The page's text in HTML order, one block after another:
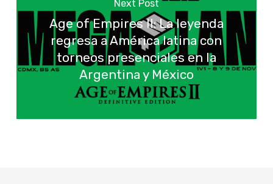
Next Post
Age of Empires II: La leyenda
regresa a América latina con
torneos presenciales en la
Argentina y México